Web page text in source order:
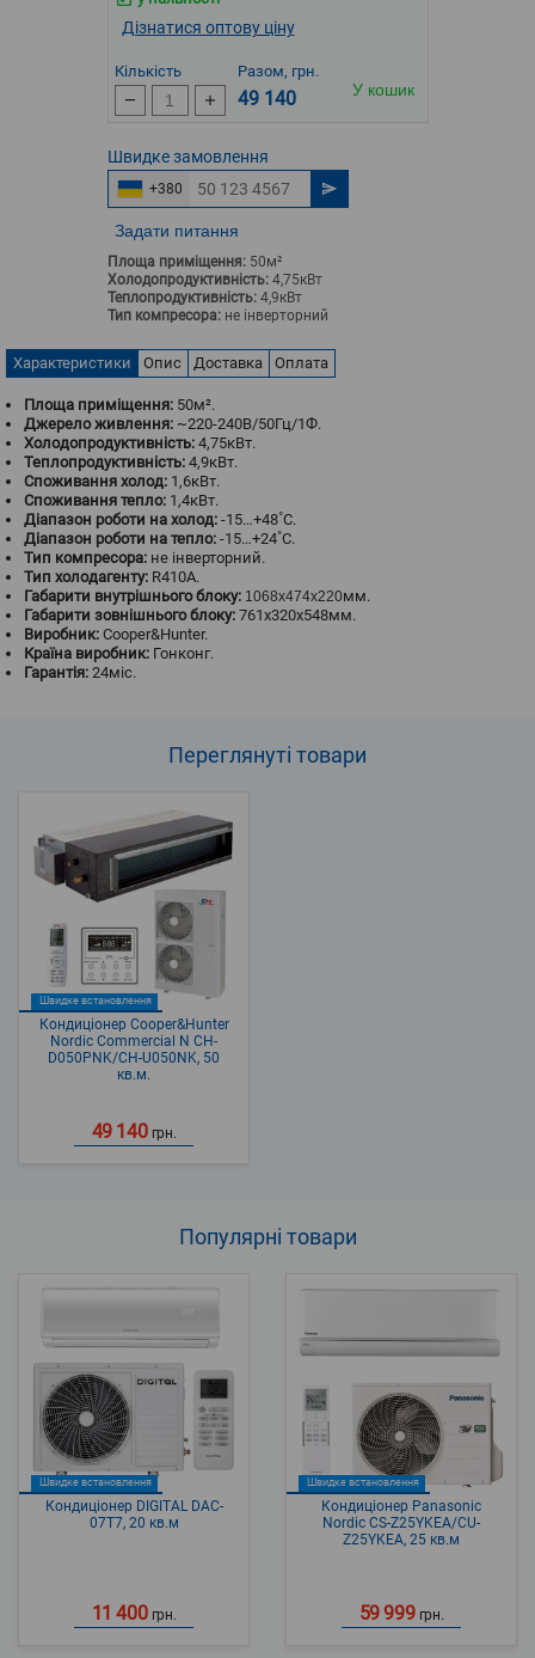
Дізнатися оптову ціну
Кількість Разом, грн.
49 140 У кошик
Швидкезамовлення
+380
Задати питання
Площа приміщення:50м²
Холодопродуктивність:4,75кВт
Теплопродуктивність:4,9кВт
Тип компресора:не інверторний
Характеристики Опис Доставка Оплата
Площа приміщення: 50м².
Джерело живлення: ~220-240В/50Гц/1Ф.
Холодопродуктивність: 4,75кВт.
Теплопродуктивність: 4,9кВт.
Споживання холод: 1,6кВт.
Споживання тепло: 1,4кВт.
Діапазон роботи на холод: -15…+48˚С.
Діапазон роботи на тепло: -15…+24˚С.
Тип компресора: не інверторний.
Тип холодагенту: R410A.
Габарити внутрішнього блоку: 1068x474x220мм.
Габарити зовнішнього блоку: 761x320x548мм.
Виробник: Cooper&Hunter.
Країна виробник: Гонконг.
Гарантія: 24міс.
Переглянуті товари
Швидке встановлення
Кондиціонер Cooper&Hunter
Nordic Commercial N CH-
D050PNK/CH-U050NK, 50
кв.м.
49 140 грн.
Популярні товари
Швидке встановлення
Кондиціонер DIGITAL DAC-
07T7, 20 кв.м
11 400 грн.
Швидке встановлення
Кондиціонер Panasonic
Nordic CS-Z25YKEA/CU-
Z25YKEA, 25 кв.м
59 999 грн.